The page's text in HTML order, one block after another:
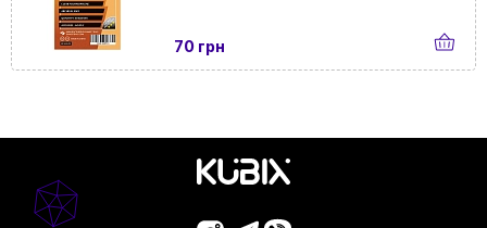
70 грн